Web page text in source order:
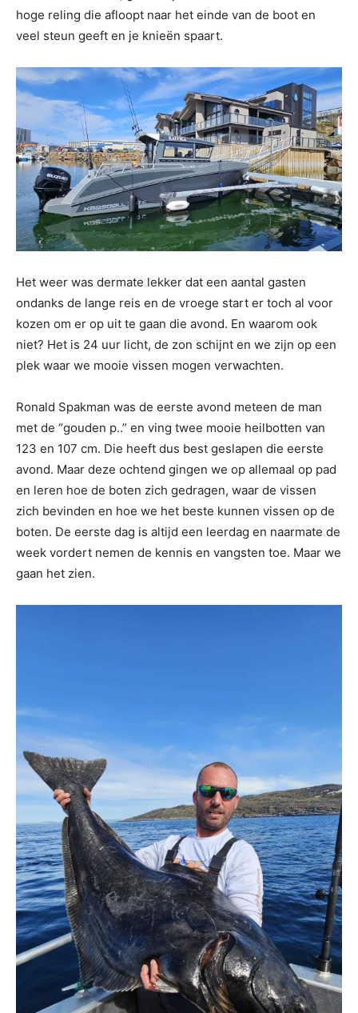
hoge reling die afloopt naar het einde van de boot en
veel steun geeft en je knieën spaart.
Het weer was dermate lekker dat een aantal gasten
ondanks de lange reis en de vroege start er toch al voor
kozen om er op uit te gaan die avond. En waarom ook
niet? Het is 24 uur licht, de zon schijnt en we zijn op een
plek waar we mooie vissen mogen verwachten.
Ronald Spakman was de eerste avond meteen de man
met de “gouden p..” en ving twee mooie heilbotten van
123 en 107 cm. Die heeft dus best geslapen die eerste
avond. Maar deze ochtend gingen we op allemaal op pad
en leren hoe de boten zich gedragen, waar de vissen
zich bevinden en hoe we het beste kunnen vissen op de
boten. De eerste dag is altijd een leerdag en naarmate de
week vordert nemen de kennis en vangsten toe. Maar we
gaan het zien.